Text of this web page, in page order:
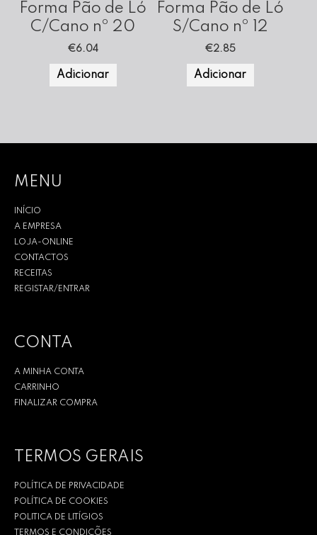
Forma Pão de Ló
C/Cano nº 20
€6.04
Adicionar
Forma Pão de Ló
S/Cano nº 12
€2.85
Adicionar
MENU
INÍCIO
A EMPRESA
LOJA-ONLINE
CONTACTOS
RECEITAS
REGISTAR/ENTRAR
CONTA
A MINHA CONTA
CARRINHO
FINALIZAR COMPRA
TERMOS GERAIS
POLÍTICA DE PRIVACIDADE
POLÍTICA DE COOKIES
POLITICA DE LITÍGIOS
TERMOS E CONDIÇÕES